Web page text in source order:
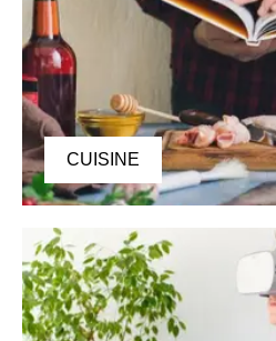
CUISINE